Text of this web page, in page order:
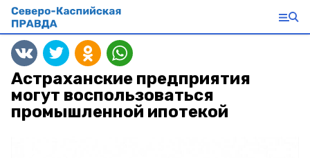
Астраханские предприятия
могут воспользоваться
промышленной ипотекой